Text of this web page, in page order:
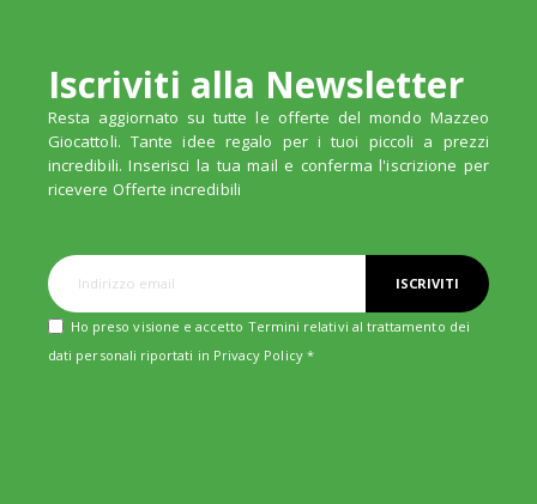
Iscriviti alla Newsletter
Resta aggiornato su tutte le offerte del mondo Mazzeo
Giocattoli. Tante idee regalo per i tuoi piccoli a prezzi
incredibili. Inserisci la tua mail e conferma l'iscrizione per
ricevere Offerte incredibili
ISCRIVITI
Ho preso visione e accetto Termini relativi al trattamento dei
dati personali riportati in Privacy Policy*